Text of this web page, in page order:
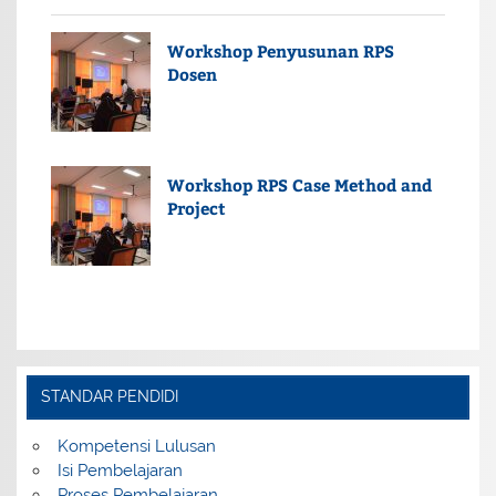
Workshop Penyusunan RPS
Dosen
Workshop RPS Case Method and
Project
STANDAR PENDIDI
Kompetensi Lulusan
Isi Pembelajaran